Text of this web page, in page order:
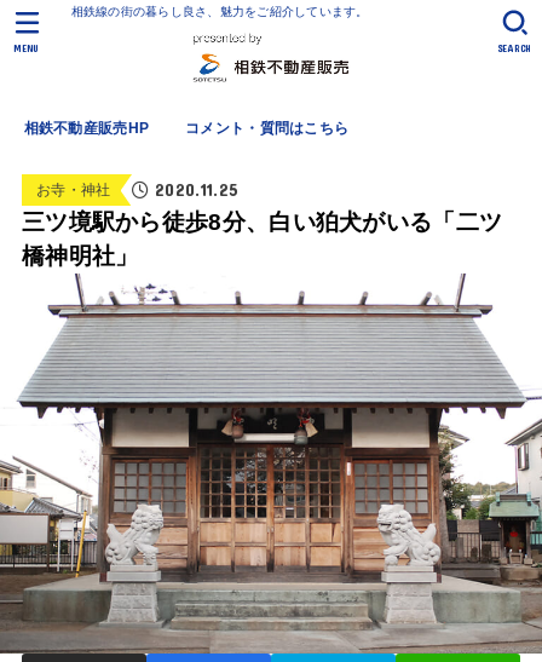
相鉄線の街の暮らし良さ、魅力をご紹介しています。
相鉄不動産販売HP コメント・質問はこちら
SEARCH
MENU
お寺・神社 2020.11.25
三ツ境駅から徒歩8分、白い狛犬がいる「二ツ
橋神明社」